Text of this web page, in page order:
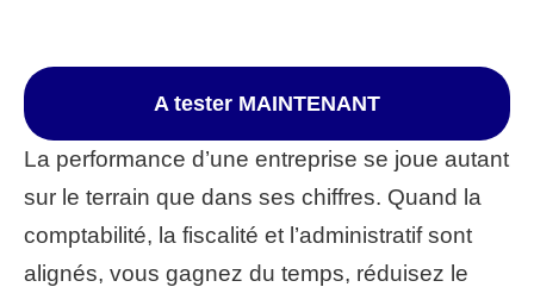
A tester MAINTENANT
La performance d’une entreprise se joue autant
sur le terrain que dans ses chiffres. Quand la
comptabilité, la fiscalité et l’administratif sont
alignés, vous gagnez du temps, réduisez le